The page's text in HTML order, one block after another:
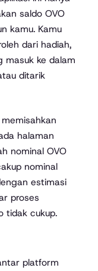
saldo OVO
kamu. Kamu
dari hadiah,
masuk ke dalam
ditarik
halaman
nominal OVO
nominal
estimasi
proses
tidak cukup.
platform